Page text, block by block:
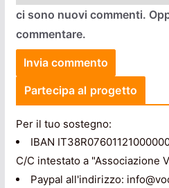
ci sono nuovi commenti.
commentare.
Partecipa al progetto
Per il tuo sostegno:
IBAN
C/C intestato a "Associazione
Paypal all'indirizzo: